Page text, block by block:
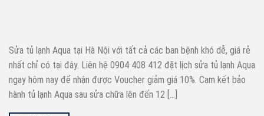
Sửa tủ lạnh Aqua tại Hà Nội với tất cả các ban bệnh khó dễ, giá rẻ
nhất chỉ có tại đây. Liên hệ 0904 408 412 đặt lịch sửa tủ lạnh Aqua
ngay hôm nay để nhận được Voucher giảm giá 10%. Cam kết bảo
hành tủ lạnh Aqua sau sửa chữa lên đến 12 […]